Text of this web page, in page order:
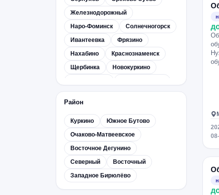
Железнодорожный
Наро-Фоминск
Солнечногорск
Ивантеевка
Фрязино
Нахабино
Краснознаменск
Щербинка
Новокуркино
Малаховка
Некрасовка
Николина гора
Павловская слобода
Руза
Ногинск
Реутов
Электросталь
Клин
Троицк
Можайск
Дедовск
Район
Куркино
Южное Бутово
Очаково-Матвеевское
Восточное Дегунино
Северный
Восточный
Западное Бирюлёво